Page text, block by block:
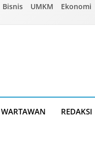
Bisnis UMKM Ekonomi
REDAKSI